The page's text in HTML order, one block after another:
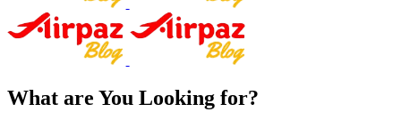
What are You Looking for?